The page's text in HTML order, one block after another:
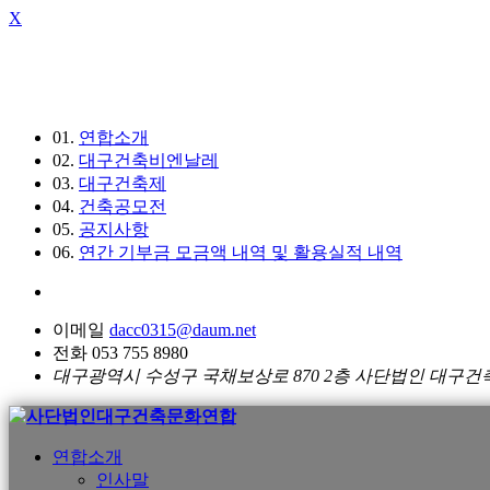
X
01. 연합소개
02. 대구건축비엔날레
03. 대구건축제
04. 건축공모전
05. 공지사항
06. 연간 기부금 모금액 내역 및 활용실적 내역
이메일 dacc0315@daum.net
전화 053 755 8980
대구광역시 수성구 국채보상로 870 2층 사단법인 대구건
연합소개
인사말